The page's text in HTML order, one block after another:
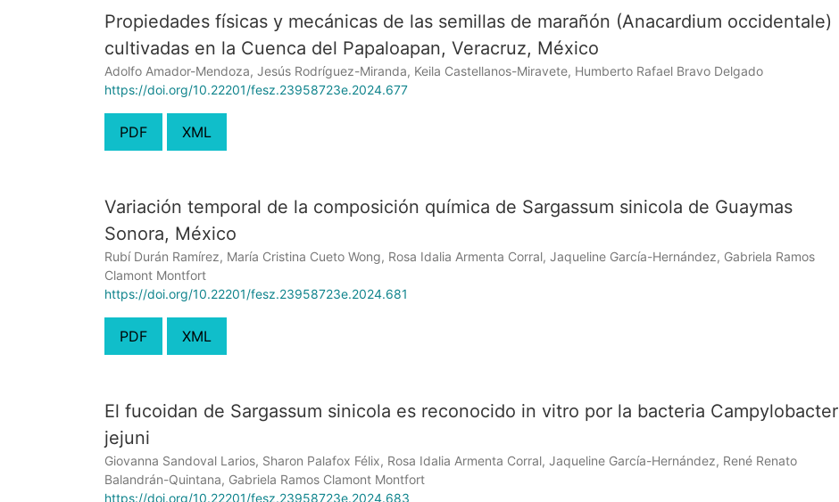
Propiedades físicas y mecánicas de las semillas de marañón (Anacardium occidentale)
cultivadas en la Cuenca del Papaloapan, Veracruz, México
Adolfo Amador-Mendoza, Jesús Rodríguez-Miranda, Keila Castellanos-Miravete, Humberto Rafael Bravo Delgado
https://doi.org/10.22201/fesz.23958723e.2024.677
PDF XML
Variación temporal de la composición química de Sargassum sinicola de Guaymas
Sonora, México
Rubí Durán Ramírez, María Cristina Cueto Wong, Rosa Idalia Armenta Corral, Jaqueline García-Hernández, Gabriela Ramos
Clamont Montfort
https://doi.org/10.22201/fesz.23958723e.2024.681
PDF XML
El fucoidan de Sargassum sinicola es reconocido in vitro por la bacteria Campylobacter
jejuni
Giovanna Sandoval Larios, Sharon Palafox Félix, Rosa Idalia Armenta Corral, Jaqueline García-Hernández, René Renato
Balandrán-Quintana, Gabriela Ramos Clamont Montfort
https://doi.org/10.22201/fesz.23958723e.2024.683